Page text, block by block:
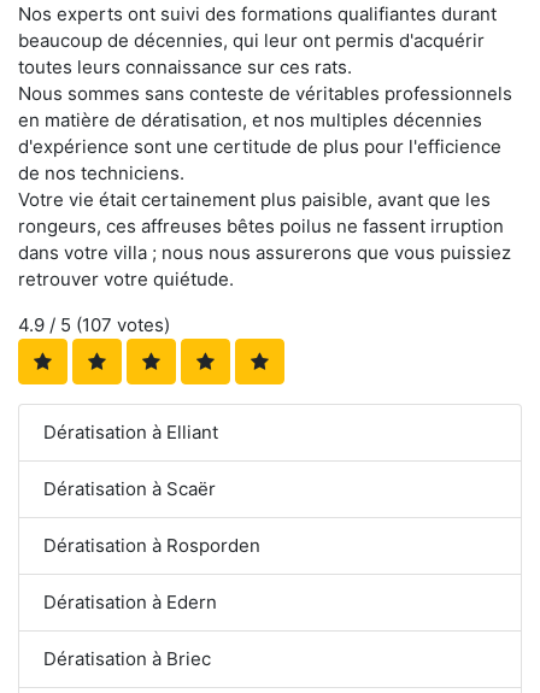
Nos experts ont suivi des formations qualifiantes durant
beaucoup de décennies, qui leur ont permis d'acquérir
toutes leurs connaissance sur ces rats.
Nous sommes sans conteste de véritables professionnels
en matière de dératisation, et nos multiples décennies
d'expérience sont une certitude de plus pour l'efficience
de nos techniciens.
Votre vie était certainement plus paisible, avant que les
rongeurs, ces affreuses bêtes poilus ne fassent irruption
dans votre villa ; nous nous assurerons que vous puissiez
retrouver votre quiétude.
4.9 / 5 (107 votes)
Dératisation à Elliant
Dératisation à Scaër
Dératisation à Rosporden
Dératisation à Edern
Dératisation à Briec